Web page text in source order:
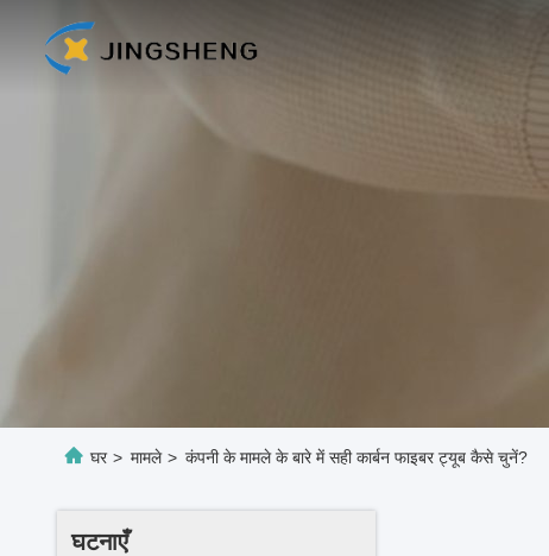
घर > मामले > कंपनी के मामले के बारे में सही कार्बन फाइबर ट्यूब कैसे चुनें?
घटनाएँ